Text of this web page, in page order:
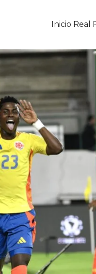
Inicio Real
Descarga
Programas
Noticias
Equipo
Sobre
Contactos